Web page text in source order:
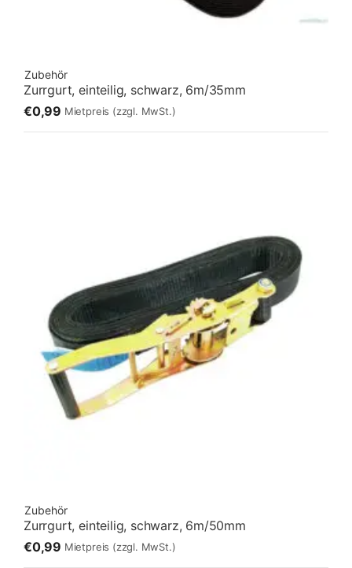
Zubehör
Zurrgurt, einteilig, schwarz, 6m/35mm
€0,99 Mietpreis (zzgl. MwSt.)
Zubehör
Zurrgurt, einteilig, schwarz, 6m/50mm
€0,99 Mietpreis (zzgl. MwSt.)